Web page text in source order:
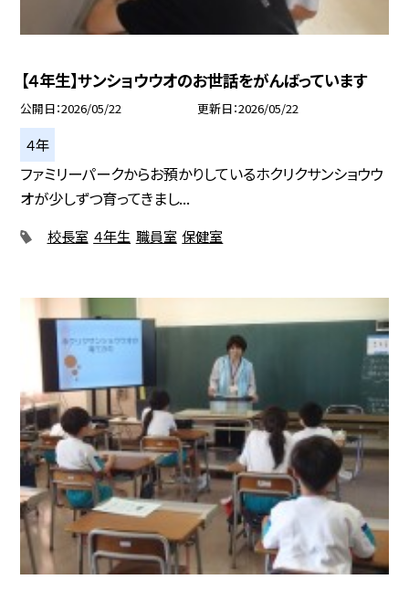
【４年生】サンショウウオのお世話をがんばっています
公開日 2026/05/22 更新日 2026/05/22
４年
ファミリーパークからお預かりしているホクリクサンショウウ
オが少しずつ育ってきまし...
校長室 ４年生 職員室 保健室